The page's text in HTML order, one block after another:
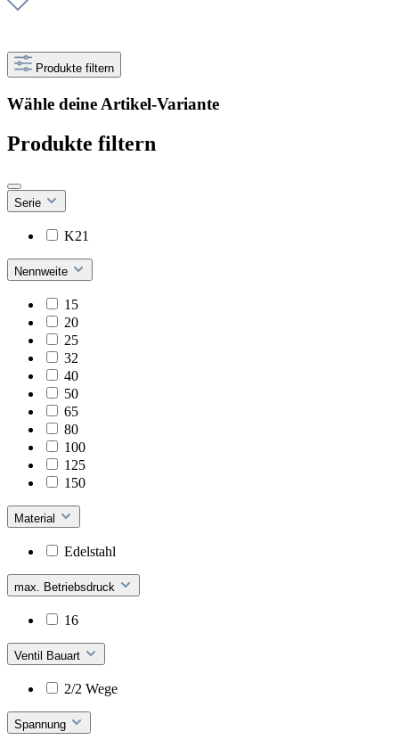
Produkte filtern
Wähle deine Artikel-Variante
Produkte filtern
Serie
K21
Nennweite
15
20
25
32
40
50
65
80
100
125
150
Material
Edelstahl
max. Betriebsdruck
16
Ventil Bauart
2/2 Wege
Spannung